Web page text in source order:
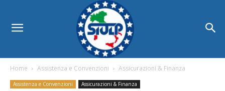
Home Assistenza e Convenzioni Assicurazioni & Finanza
Assistenza e Convenzioni Assicurazioni & Finanza